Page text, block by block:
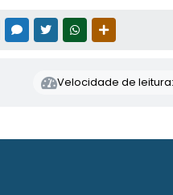
FACEBOOKMESSENGER
TWITTERWHATSAPP
Velocidade de leitura: